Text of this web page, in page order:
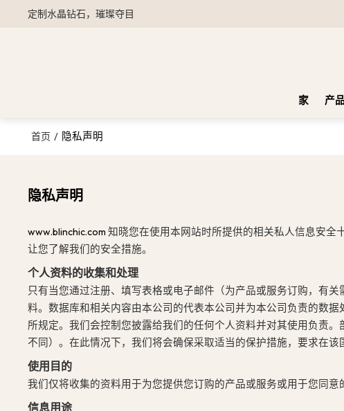
定制水晶钻石，璀璨夺目
家 产
首页 / 隐私声明
隐私声明
www.blinchic.com 知晓您在使用本网站时所提供的相关私人信息安全
让您了解我们的安全措施。
个人资料的收集和处理
只有当您通过注册、填写表格或电子邮件（为产品或服务订购，有
料。数据库和相关内容由本公司的代表本公司并为本公司负责的数
所规定。我们会控制您披露给我们的任何个人资料并对其使用负责
不同）。在此情况下，我们将会确保采取适当的保护措施，要求在
使用目的
我们仅将收集的资料用于为您提供您订购的产品或服务或用于您同意
信息用途